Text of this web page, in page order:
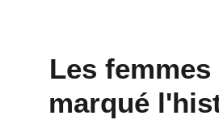
Les
marqué